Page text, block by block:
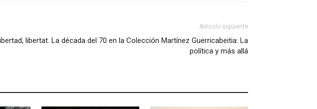
Artículo siguiente
libertat. La década del 70 en la Colección Martínez Guerricabeitia: La
política y más allá